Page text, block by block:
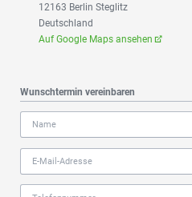
12163 Berlin Steglitz
Deutschland
Auf Google Maps ansehen
Wunschtermin vereinbaren